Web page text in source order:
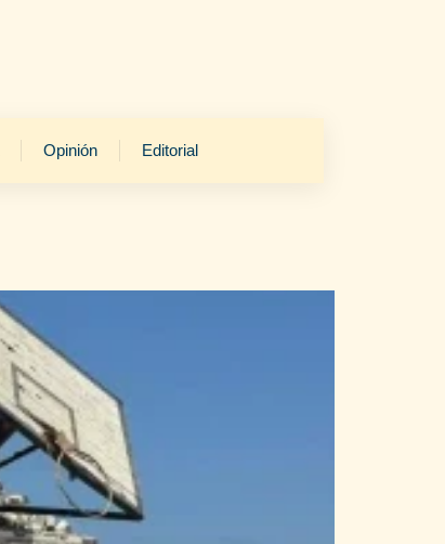
Opinión Editorial